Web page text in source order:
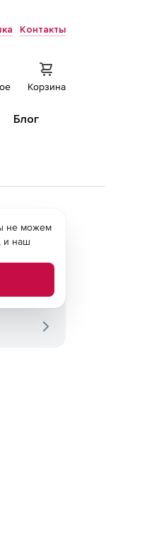
Контакты
Корзина
Блог
не можем
и наш